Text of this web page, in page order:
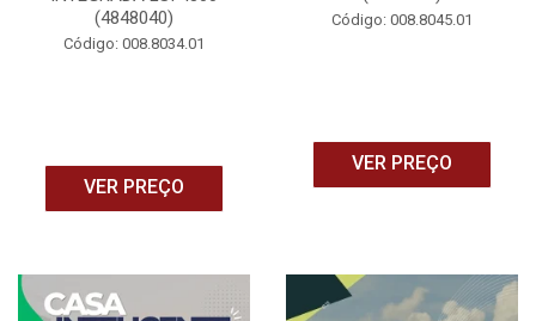
(4848040)
Código: 008.8034.01
VER PREÇO
Código: 008.8045.01
VER PREÇO